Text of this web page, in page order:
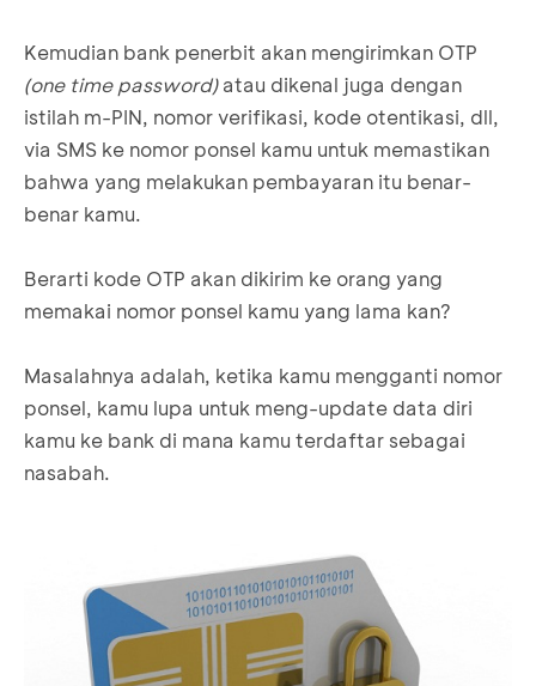
Kemudian bank penerbit akan mengirimkan OTP
(one time password)atau dikenal juga dengan
istilah m-PIN, nomor verifikasi, kode otentikasi, dll,
via SMS ke nomor ponsel kamu untuk memastikan
bahwa yang melakukan pembayaran itu benar-
benar kamu.
Berarti kode OTP akan dikirim ke orang yang
memakai nomor ponsel kamu yang lama kan?
Masalahnya adalah, ketika kamu mengganti nomor
ponsel, kamu lupa untuk meng-update data diri
kamu ke bank di mana kamu terdaftar sebagai
nasabah.